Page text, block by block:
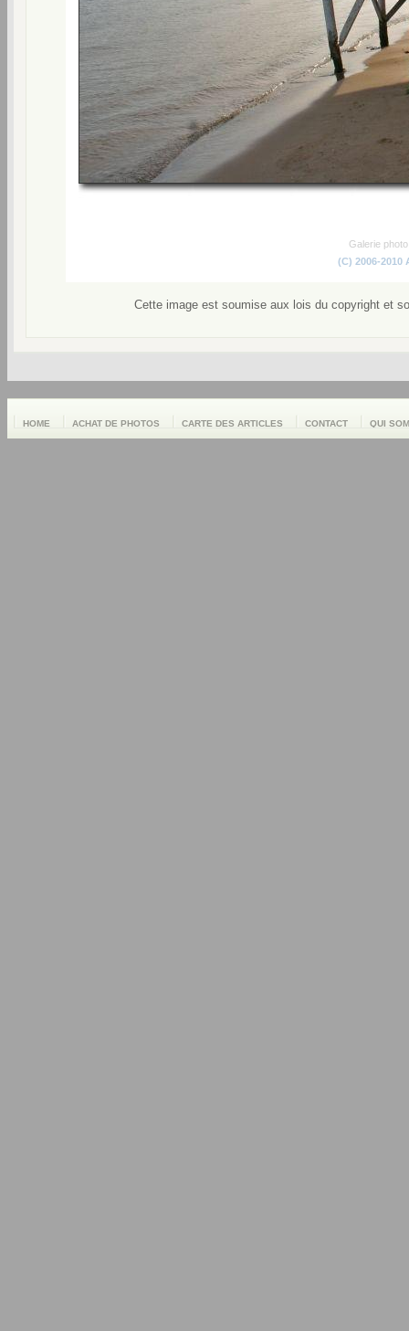
Galerie
(C) 2006-2010
Cette image est soumise aux lois du copyright et
HOME ACHAT DE PHOTOS CARTE DES ARTICLES CONTACT QUI